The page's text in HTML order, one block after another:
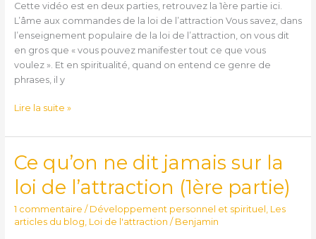
Cette vidéo est en deux parties, retrouvez la 1ère partie ici.
L’âme aux commandes de la loi de l’attraction Vous savez, dans
l’enseignement populaire de la loi de l’attraction, on vous dit
en gros que « vous pouvez manifester tout ce que vous
voulez ». Et en spiritualité, quand on entend ce genre de
phrases, il y
de
l’attraction
(2ème
partie)
Lire la suite »
Ce qu’on ne dit jamais sur la
loi de l’attraction (1ère partie)
1 commentaire / Développement personnel et spirituel , Les
articles du blog, Loi de l'attraction / Benjamin
Ce
qu’on
ne
jamais